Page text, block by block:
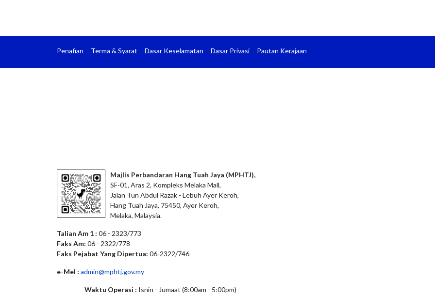
Penafian Terma & Syarat Dasar Keselamatan Dasar Privasi Pautan Kerajaan
Majlis Perbandaran Hang Tuah Jaya (MPHTJ),
SF-01, Aras 2, Kompleks Melaka Mall,
Jalan Tun Abdul Razak - Lebuh Ayer Keroh,
Hang Tuah Jaya, 75450, Ayer Keroh,
Melaka, Malaysia.
Talian Am 1 : 06 - 2323/773
Faks Am: 06 - 2322/778
Faks Pejabat Yang Dipertua: 06-2322/746
e-Mel : admin@mphtj.gov.my
Waktu Operasi : Isnin - Jumaat (8:00am - 5:00pm)